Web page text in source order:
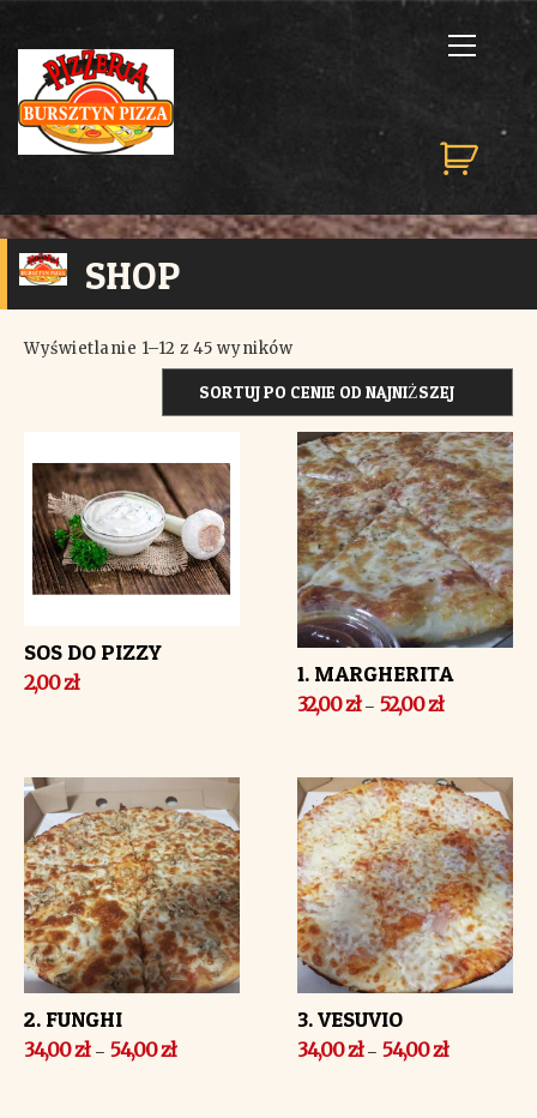
SHOP
Wyświetlanie 1–12 z 45 wyników
SOS DO PIZZY
2,00zł 1. MARGHERITA
32,00zł–52,00zł
2. FUNGHI
34,00zł– 54,00zł
3. VESUVIO
34,00zł–54,00zł